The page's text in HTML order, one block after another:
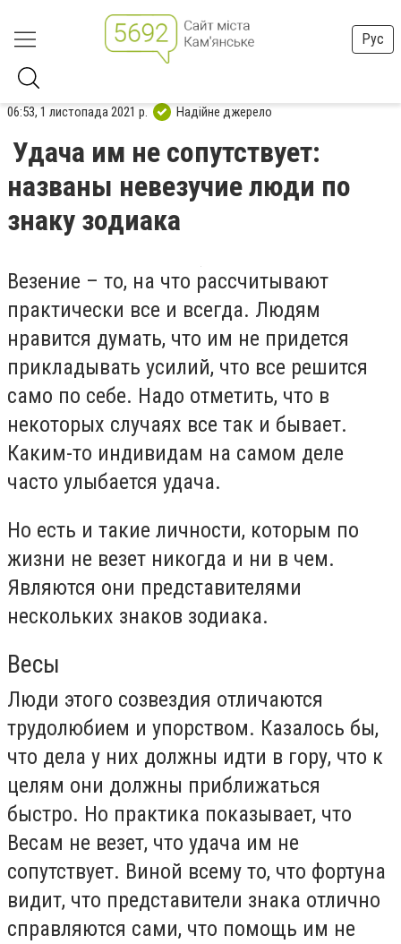
Рус
06:53, 1 листопада 2021 р. Надійне джерело
Удача им не сопутствует:
названы невезучие люди по
знаку зодиака
Везение – то, на что рассчитывают
практически все и всегда. Людям
нравится думать, что им не придется
прикладывать усилий, что все решится
само по себе. Надо отметить, что в
некоторых случаях все так и бывает.
Каким-то индивидам на самом деле
часто улыбается удача.
Но есть и такие личности, которым по
жизни не везет никогда и ни в чем.
Являются они представителями
нескольких знаков зодиака.
Весы
Люди этого созвездия отличаются
трудолюбием и упорством. Казалось бы,
что дела у них должны идти в гору, что к
целям они должны приближаться
быстро. Но практика показывает, что
Весам не везет, что удача им не
сопутствует. Виной всему то, что фортуна
видит, что представители знака отлично
справляются сами, что помощь им не